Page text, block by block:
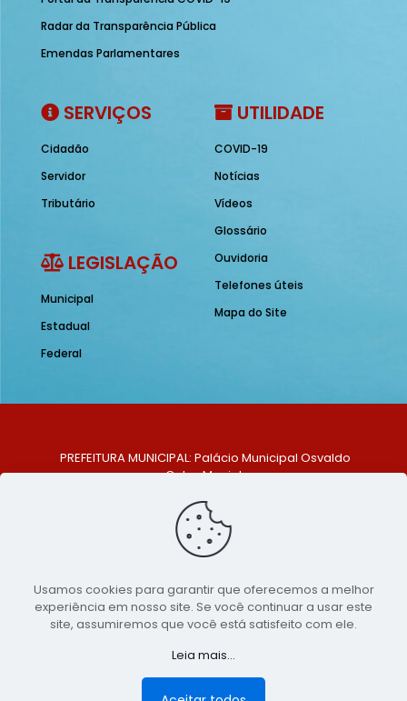
Radar da Transparência Pública
Emendas Parlamentares
SERVIÇOS
Cidadão
Servidor
Tributário
LEGISLAÇÃO
Municipal
Estadual
Federal
UTILIDADE
COVID-19
Notícias
Vídeos
Glossário
Ouvidoria
Telefones úteis
Mapa do Site
PREFEITURA MUNICIPAL: Palácio Municipal Osvaldo
Celso Maciel
Centro, São Bento do Una - PE. CEP: 553370-128
TELEFONE: (81) 99548-1569
E-MAIL: ouvidoria@saobentodouna.pe.gov.br
Copyright 2021-2026 - Assessoria de Comunicação da
Prefeitura de São Bento do Una - PE
Página desenvolvida pela agência de
publicidadeLumusWeb - Agência Digital
Usamos cookies para garantir que oferecemos a melhor
experiência em nosso site. Se você continuar a usar este
site, assumiremos que você está satisfeito com ele.
Leia mais...